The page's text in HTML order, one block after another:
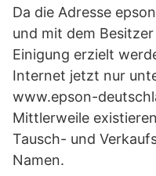
Da die Adresse
und mit dem
Einigung erzielt
Internet jetzt nur
www.epson-
Mittlerweile
Tausch- und
Namen.